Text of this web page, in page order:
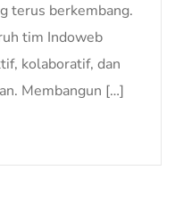
terus berkembang.
tim Indoweb
kolaboratif, dan
Membangun […]